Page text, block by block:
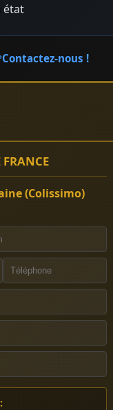
état
Contactez-nous !
(Colissimo)